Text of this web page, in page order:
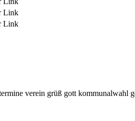
Link
Link
verein grüß gott kommunalwahl